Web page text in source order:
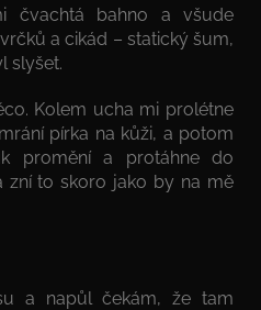
čvachtá bahno a všude
a cikád – statický šum,
slyšet.
Kolem ucha mi prolétne
pírka na kůži, a potom
promění a protáhne do
zní to skoro jako by na mě
a napůl čekám, že tam